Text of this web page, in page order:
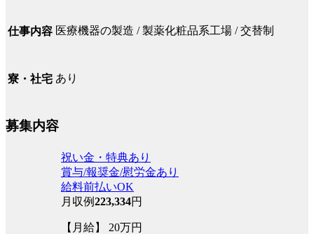
仕事内容 医療機器の製造 / 製薬化粧品系工場 / 交替制
寮・社宅 あり
募集内容
祝い金・特典あり
賞与/報奨金/慰労金あり
給料前払いOK
月収例223,334円
【月給】 20万円